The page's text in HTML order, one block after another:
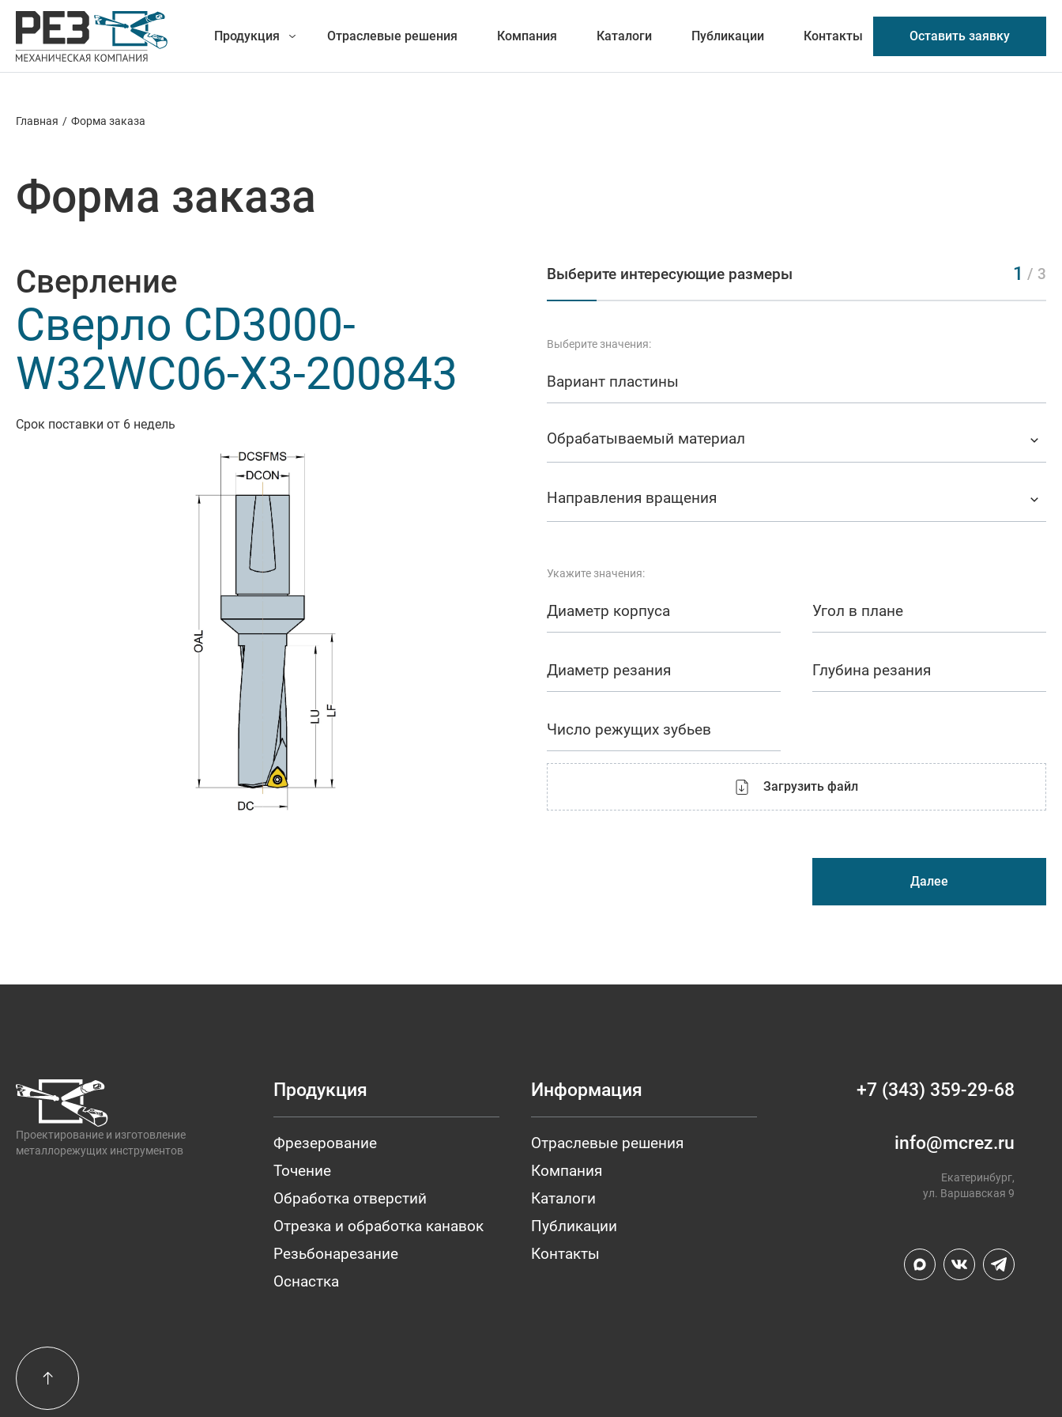
Продукция
Наша
продукция
Новые разработки
Точение
Резьбонарезание
Отраслевые решения Компания Каталоги Публикации Контакты Оставить заявку
Главная / Форма заказа
Форма заказа
Сверление
Сверло CD3000-
W32WC06-X3-200843
Срок поставки от 6 недель
Выберите интересующие размеры 1 / 3
Выберите значения:
Вариант пластины
Обрабатываемый материал
Направления вращения
Укажите значения:
Диаметр корпуса Угол в плане
Диаметр резания Глубина резания
Число режущих зубьев
Загрузить файл
Далее
Проектирование и изготовление
металлорежущих инструментов
Продукция
Фрезерование
Точение
Обработка отверстий
Отрезка и обработка канавок
Резьбонарезание
Оснастка
Информация
Отраслевые решения
Компания
Каталоги
Публикации
Контакты
+7 (343) 359-29-68
info@mcrez.ru
Екатеринбург,
ул. Варшавская 9